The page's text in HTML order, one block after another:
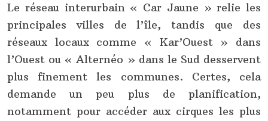
Le réseau interurbain « Car Jaune » relie les
principales villes de l’île, tandis que des
réseaux locaux comme « Kar’Ouest » dans
l’Ouest ou « Alternéo » dans le Sud desservent
plus finement les communes. Certes, cela
demande un peu plus de planification,
notamment pour accéder aux cirques les plus